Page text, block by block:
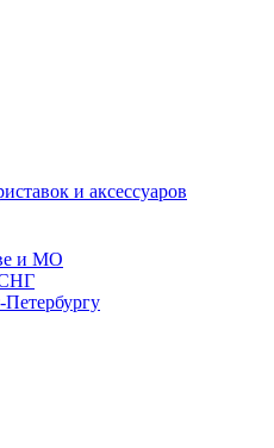
и аксессуаров
и МО